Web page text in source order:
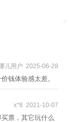
儿用户 2025-06-28
钱体验感太差。
x*8 2021-10-07
票，其它玩什么